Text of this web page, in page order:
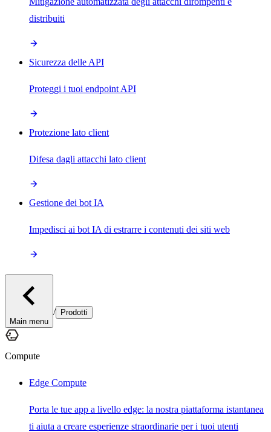
distribuiti
Sicurezza delle API
Proteggi i tuoi endpoint API
Protezione lato client
Difesa dagli attacchi lato client
Gestione dei bot IA
Impedisci ai bot IA di estrarre i contenuti dei siti web
Main menu
/ Prodotti
Compute
Edge Compute
Porta le tue app a livello edge: la nostra piattaforma istantanea
ti aiuta a creare esperienze straordinarie per i tuoi utenti